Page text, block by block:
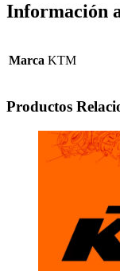
Información
Marca KTM
Productos